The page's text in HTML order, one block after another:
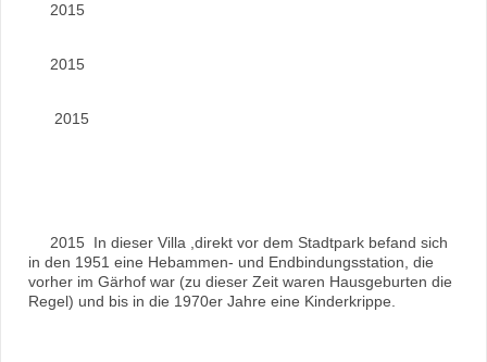
2015
2015
2015
2015 In dieser Villa ,direkt vor dem Stadtpark befand sich
in den 1951 eine Hebammen- und Endbindungsstation, die
vorher im Gärhof war (zu dieser Zeit waren Hausgeburten die
Regel) und bis in die 1970er Jahre eine Kinderkrippe.